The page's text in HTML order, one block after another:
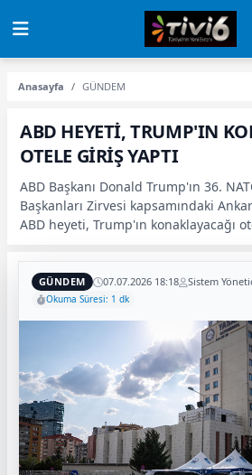
Anasayfa GÜNDEM
ABD HEYETİ, TRUMP'IN
OTELE GİRİŞ YAPTI
ABD Başkanı Donald Trump'ın 36.
Başkanları Zirvesi kapsamındaki
ABD heyeti, Trump'ın konaklayacağı
GÜNDEM 07.07.2026 18:18 Sistem
Okuma Süresi: 1 dk